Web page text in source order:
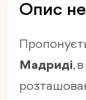
Опис
Мадриді,